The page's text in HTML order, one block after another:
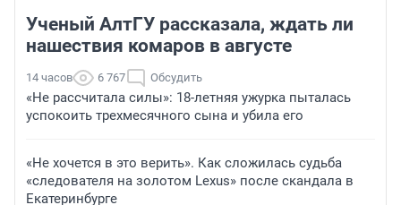
Ученый АлтГУ рассказала, ждать ли
нашествия комаров в августе
14 часов 6 767 Обсудить
«Не рассчитала силы»: 18-летняя ужурка пыталась
успокоить трехмесячного сына и убила его
«Не хочется в это верить». Как сложилась судьба
«следователя на золотом Lexus» после скандала в
Екатеринбурге